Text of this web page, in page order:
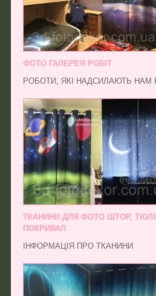
ФОТО ГАЛЕРЕЯ РОБІТ
РОБОТИ, ЯКІ НАДСИЛАЮТЬ НАМ
ТКАНИНИ ДЛЯ ФОТО ШТОР,
ПОКРИВАЛ
ІНФОРМАЦІЯ ПРО ТКАНИНИ